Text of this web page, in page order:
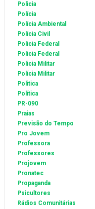
Policia
Polícia
Polícia Ambiental
Polícia Civil
Policia Federal
Polícia Federal
Policia Militar
Polícia Militar
Politica
Política
PR-090
Praias
Previsão do Tempo
Pro Jovem
Professora
Professores
Projovem
Pronatec
Propaganda
Psicultores
Rádios Comunitárias